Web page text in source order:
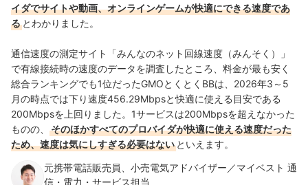
イダでサイトや動画、オンラインゲームが快適にできる速度であ
る とわかりました。
通信速度の測定サイト「みんなのネット回線速度（みんそく）」
で有線接続時の速度のデータを調査したところ、 料金が最も安く
総合ランキングでも1位だったGMOとくとくBBは、 2026年3～5
月の時点では下り速度456.29Mbpsと快適に使える目安である
200Mbpsを上回りました。1サービスは200Mbpsを超えなかった
ものの、
そのほかすべてのプロバイダが快適に使える速度だった
ため、速度は気にしすぎる必要はない といえます。
元携帯電話販売員、小売電気アドバイザー／マイベスト 通
信・電力・サービス担当